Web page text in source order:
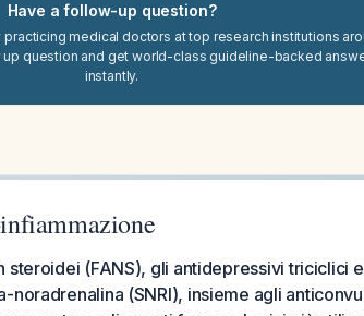
Have a follow-up question?
practicing medical doctors at top research institutions
up question and get world-class guideline-backed
instantly.
steroidei (FANS), gli antidepressivi triciclici
noradrenalina (SNRI), insieme agli